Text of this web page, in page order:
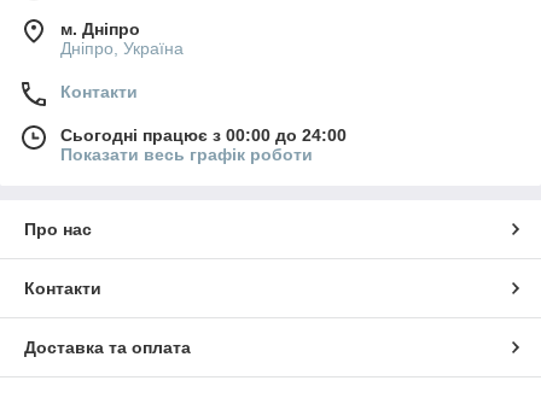
м. Дніпро
Дніпро, Україна
Контакти
Сьогодні працює з 00:00 до 24:00
Показати весь графік роботи
Про нас
Контакти
Доставка та оплата